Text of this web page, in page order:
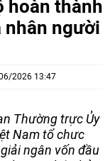
hoàn thành
nhân người
2026 13:47
Thường trực Ủy
Nam tổ chưc
ngân vốn đầu